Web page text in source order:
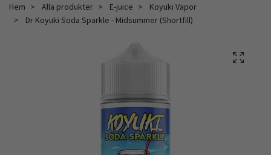
Hem Alla produkter E-juice
Koyuki Vapor
Dr Koyuki Soda Sparkle - Midsummer (Shortfill)